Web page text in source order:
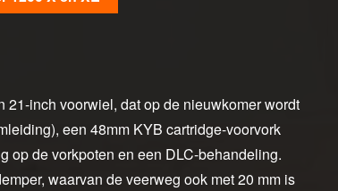
inch voorwiel, dat op de nieuwkomer wordt
een 48mm KYB cartridge-voorvork
op de vorkpoten en een DLC-behandeling.
waarvan de veerweg ook met 20 mm is